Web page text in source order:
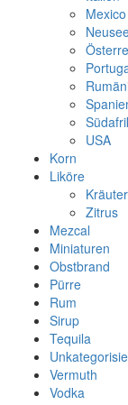
Mexico
USA
Korn
Liköre
Zitrus
Mezcal
Miniaturen
Obstbrand
Pürre
Rum
Sirup
Tequila
Vermuth
Vodka